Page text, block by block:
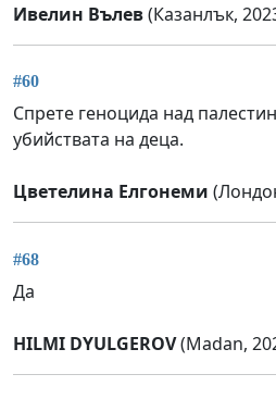
Ивелин Вълев(Казанлък,
#60
Спрете геноцида над
убийствата на деца.
Цветелина Елгонеми
#68
Да
HILMI DYULGEROV(Madan,